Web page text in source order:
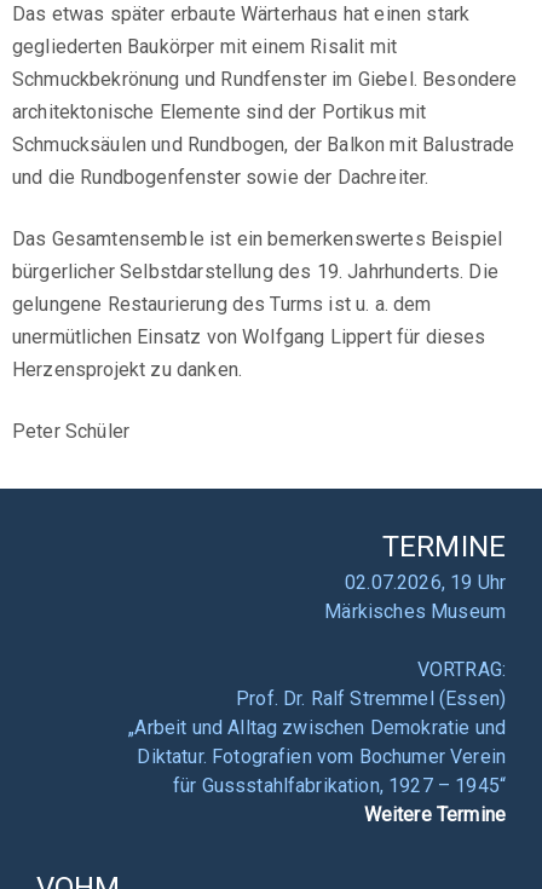
Das etwas später erbaute Wärterhaus hat einen stark
gegliederten Baukörper mit einem Risalit mit
Schmuckbekrönung und Rundfenster im Giebel. Besondere
architektonische Elemente sind der Portikus mit
Schmucksäulen und Rundbogen, der Balkon mit Balustrade
und die Rundbogenfenster sowie der Dachreiter.
Das Gesamtensemble ist ein bemerkenswertes Beispiel
bürgerlicher Selbstdarstellung des 19. Jahrhunderts. Die
gelungene Restaurierung des Turms ist u. a. dem
unermütlichen Einsatz von Wolfgang Lippert für dieses
Herzensprojekt zu danken.
Peter Schüler
TERMINE
02.07.2026, 19 Uhr
Märkisches Museum
VORTRAG:
Prof. Dr. Ralf Stremmel (Essen)
„Arbeit und Alltag zwischen Demokratie und
Diktatur. Fotografien vom Bochumer Verein
für Gussstahlfabrikation, 1927 – 1945“
Weitere Termine